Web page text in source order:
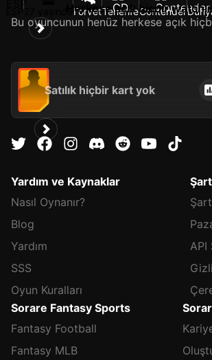
ForvetTenerifeContender
Herkese açık hiçbir
Bu oyuncunun henüz herkese açık
Satılık hiçbir kart yok
Yardım ve Kaynaklar
Nasıl Oynanır?
Blog
Yardım
SSS
Oyun Kuralları
API
Sorare Fantasy Sports
Fantasy Football
Fantasy MLB